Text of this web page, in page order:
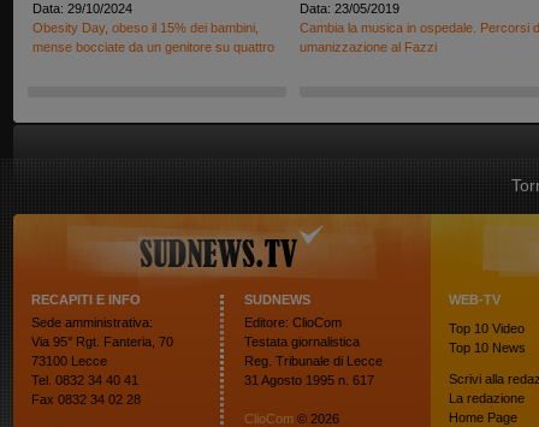
Data: 29/10/2024
Obesity Day, obeso il 15% dei bambini,
mense bocciate da un genitore su quattro
Data: 23/05/2019
Cambia la musica in ospedale. Percorsi
umanizzazione al Fazzi
RECAPITI E INFO
Sede amministrativa:
Via 95° Rgt. Fanteria, 70
73100 Lecce
Tel. 0832 34 40 41
Fax 0832 34 02 28
SUDNEWS
Editore: ClioCom
Testata giornalistica
Reg. Tribunale di Lecce
31 Agosto 1995 n. 617
ClioCom © 2026
WEB-TV
Top 10 Video
Top 10 News
Scrivi alla
La redazione
Home Page